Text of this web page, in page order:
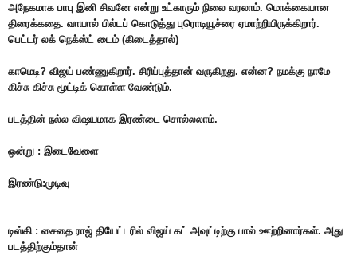
அநேகமாக பாபு இனி சிவனே என்று உட்காரும் நிலை வரலாம். மொக்கையான
திரைக்கதை. வாயால் பில்டப் கொடுத்து புரொடியூச்ரை ஏமாற்றியிருக்கிறார்.
பெட்டர் லக் நெக்ஸ்ட் டைம் (கிடைத்தால்)
காமெடி? விஜய் பண்ணுகிறார். சிரிப்புத்தான் வருகிறது. என்ன? நமக்கு நாமே
கிச்சு கிச்சு மூட்டிக் கொள்ள வேண்டும்.
படத்தின் நல்ல விஷயமாக இரண்டை சொல்லலாம்.
ஒன்று : இடைவேளை
இரண்டு:முடிவு
டிஸ்கி : சைதை ராஜ் தியேட்டரில் விஜய் கட் அவுட்டிற்கு பால் ஊற்றினார்கள். அது
படத்திற்கும்தான்